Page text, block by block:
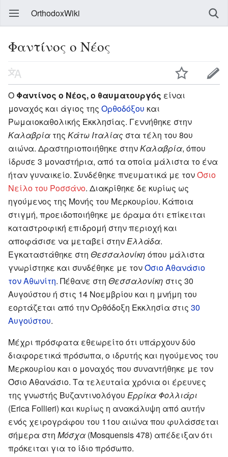
OrthodoxWiki
Φαντίνος ο Νέος
Ο Φαντίνος ο Νέος, ο θαυματουργός είναι
μοναχός και άγιος της Ορθοδόξου και
Ρωμαιοκαθολικής Εκκλησίας. Γεννήθηκε στην
Καλαβρία της Κάτω Ιταλίας στα τέλη του 8ου
αιώνα. Δραστηριοποιήθηκε στηνΚαλαβρία, όπου
ίδρυσε 3 μοναστήρια, από τα οποία μάλιστα το ένα
ήταν γυναικείο. Συνδέθηκε πνευματικά με τονΌσιο
Νείλο του Ροσσάνο. Διακρίθηκε δε κυρίως ως
ηγούμενος της Μονής του Μερκουρίου. Κάποια
στιγμή, προειδοποιήθηκε με όραμα ότι επίκειται
καταστροφική επιδρομή στην περιοχή και
αποφάσισε να μεταβεί στην Ελλάδα.
Εγκαταστάθηκε στη Θεσσαλονίκη όπου μάλιστα
γνωρίστηκε και συνδέθηκε με τονΌσιο Αθανάσιο
τον Αθωνίτη. Πέθανε στη Θεσσαλονίκη στις 30
Αυγούστου ή στις 14 Νοεμβρίου και η μνήμη του
εορτάζεται από την Ορθόδοξη Εκκλησία στις 30
Αυγούστου.
Μέχρι πρόσφατα εθεωρείτο ότι υπάρχουν δύο
διαφορετικά πρόσωπα, ο ιδρυτής και ηγούμενος του
Μερκουρίου και ο μοναχός που συναντήθηκε με τον
Όσιο Αθανάσιο. Τα τελευταία χρόνια οι έρευνες
της γνωστής Βυζαντινολόγου Ερρίκα Φολλιάρι
(Erica Follieri) και κυρίως η ανακάλυψη από αυτήν
ενός χειρογράφου του 11ου αιώνα που φυλάσσεται
σήμερα στη Μόσχα (Mosquensis 478) απέδειξαν ότι
πρόκειται για το ίδιο πρόσωπο.